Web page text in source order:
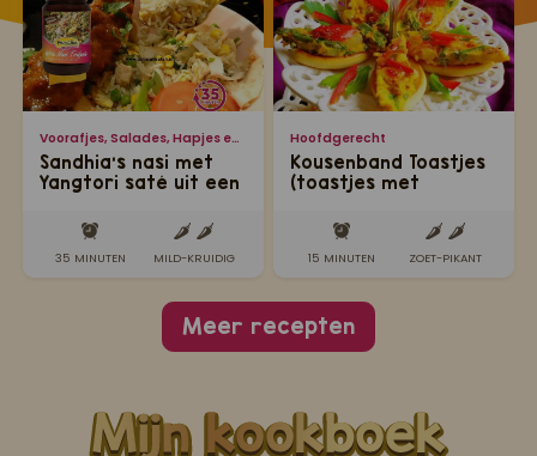
Voorafjes, Salades, Hapjes en Lekkernijen
Sandhia's nasi met
Yangtori saté uit een
35 MINUTEN MILD-KRUIDIG
Hoofdgerecht
Kousenband Toastjes
(toastjes met
omelet)
15 MINUTEN ZOET-PIKANT
Meer recepten